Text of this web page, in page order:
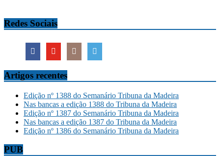
Redes Sociais
Artigos recentes
Edição nº 1388 do Semanário Tribuna da Madeira
Nas bancas a edição 1388 do Tribuna da Madeira
Edição nº 1387 do Semanário Tribuna da Madeira
Nas bancas a edição 1387 do Tribuna da Madeira
Edição nº 1386 do Semanário Tribuna da Madeira
PUB